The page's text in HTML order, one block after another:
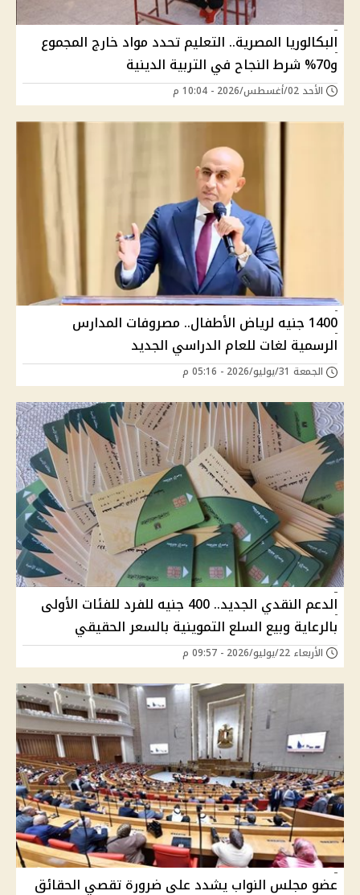
البكالوريا المصرية.. التعليم تحدد مواد خارج المجموع
و70% شرط النجاح في التربية الدينية
الأحد 02/أغسطس/2026 - 10:04 م
1400 جنيه لرياض الأطفال.. مصروفات المدارس
الرسمية لغات للعام الدراسي الجديد
الجمعة 31/يوليو/2026 - 05:16 م
الدعم النقدي الجديد.. 400 جنيه للفرد للفئات الأولى
بالرعاية وبيع السلع التموينية بالسعر الحقيقي
الأربعاء 22/يوليو/2026 - 09:57 م
عضو مجلس النواب يشدد على ضرورة تقصي الحقائق